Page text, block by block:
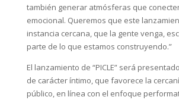
también generar atmósferas que
emocional. Queremos que este
instancia cercana, que la gente venga,
parte de lo que estamos construyendo.”
El lanzamiento de “PICLE” será
de carácter íntimo, que favorece la
público, en línea con el enfoque